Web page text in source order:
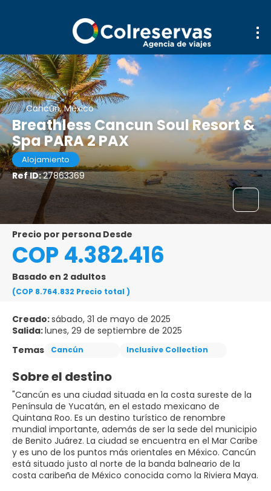
Cancún, México
Breathless Cancun Soul Resort &
Spa PARA 2 PAX
Alojamiento
Ref ID:27863369
precio por persona Desde
COP 4.382.416
Basado en 2 adultos
(COP 8.764.832 Precio total )
Creado:sábado, 31 de mayo de 2025
Salida:lunes, 29 de septiembre de 2025
Temas
Cancún Inclusive Collection
Sobre el destino
"Cancún es una ciudad situada en la costa sureste de la
Península de Yucatán, en el estado mexicano de
Quintana Roo. Es un destino turístico de renombre
mundial importante, además de ser la sede del municipio
de Benito Juárez. La ciudad se encuentra en el Mar Caribe
y es uno de los puntos más orientales en México. Cancún
está situado justo al norte de la banda balneario de la
costa caribeña de México conocida como la Riviera Maya.